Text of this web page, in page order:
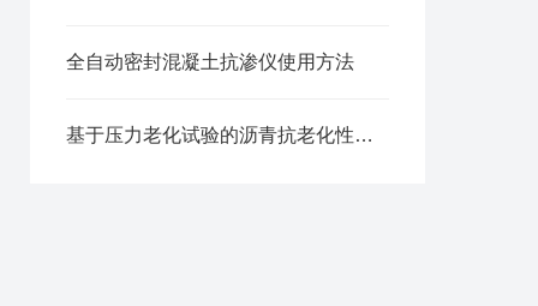
全自动密封混凝土抗渗仪使用方法
基于压力老化试验的沥青抗老化性能检测方法